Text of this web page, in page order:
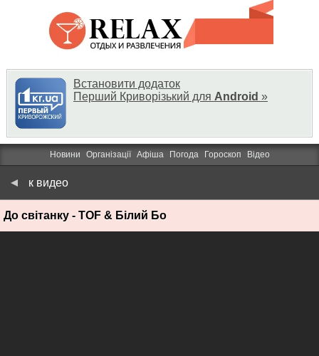
Встановити додаток
Перший Криворізький для Android »
Новини Організації Афіша Погода Гороскоп Відео
к видео
До світанку - TOF & Білий Бо